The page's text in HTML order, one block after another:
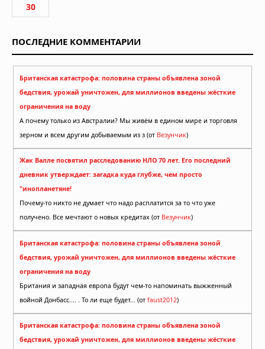
30
ПОСЛЕДНИЕ КОММЕНТАРИИ
Британская катастрофа: половина страны объявлена зоной
бедствия, урожай уничтожен, для миллионов введены жёсткие
ограничения на воду
А почему только из Австралии? Мы живём в едином мире и торговля
зерном и всем другим добываемым из з (от Везунчик)
Жак Валле посвятил расследованию НЛО 70 лет. Его последний
дневник утверждает: загадка куда глубже, чем просто
"инопланетяне!
Почему-то никто не думает что надо расплатится за то что уже
получено. Все мечтают о новых кредитах (от Везунчик)
Британская катастрофа: половина страны объявлена зоной
бедствия, урожай уничтожен, для миллионов введены жёсткие
ограничения на воду
Британия и западная европа будут чем-то напоминать выжженный
войной Донбасс.... . То ли еще будет... (от faust2012)
Британская катастрофа: половина страны объявлена зоной
бедствия, урожай уничтожен, для миллионов введены жёсткие